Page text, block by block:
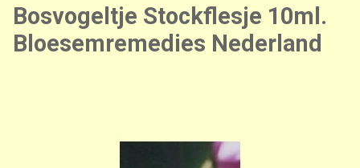
Bosvogeltje Stockflesje 10ml.
Bloesemremedies Nederland